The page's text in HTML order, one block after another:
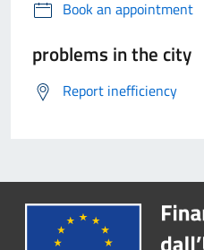
Book an appointment
problems in the city
Report inefficiency